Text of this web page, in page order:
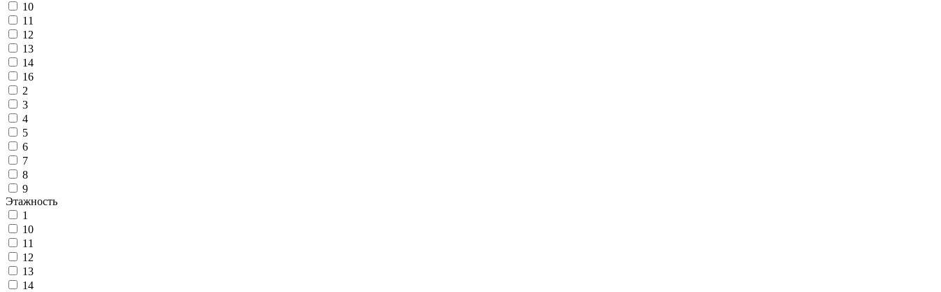
10
11
12
13
14
16
2
3
4
5
6
7
8
9
Этажность
1
10
11
12
13
14